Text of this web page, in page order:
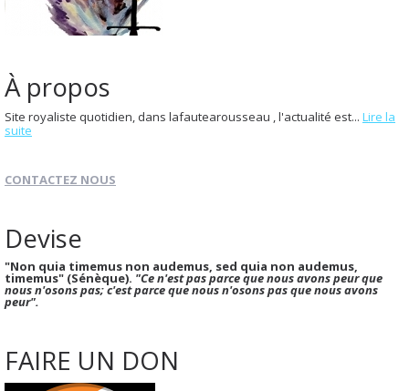
À propos
Site royaliste quotidien, dans lafautearousseau , l'actualité est... Lire la
suite
CONTACTEZ NOUS
Devise
"Non quia timemus non audemus, sed quia non audemus,
timemus" (Sénèque). "Ce n'est pas parce que nous avons peur que
nous n'osons pas; c'est parce que nous n'osons pas que nous avons
peur".
FAIRE UN DON